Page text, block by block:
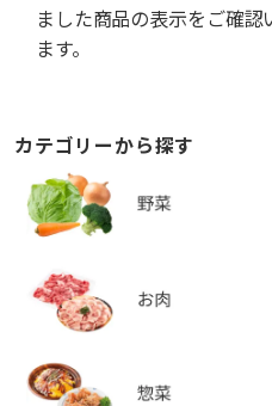
ました商品の表示をご確
ます。
カテゴリーから探す